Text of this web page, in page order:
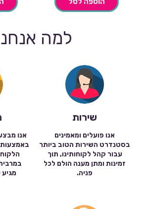
למה
שירות
אנו פועלים ומאמינים
בסטנדרט השירות הטוב ביותר
עבור קהל לקוחותינו, תוך
זמינות ומתן מענה הולם לכל
פניה.
אנו
מגיע עד 3